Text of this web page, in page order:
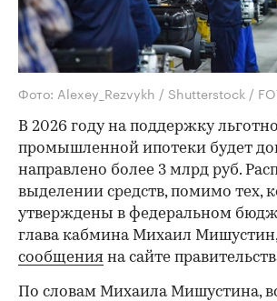
Фото: Alexey_Rezvykh / Shutterstock /
В 2026 году на поддержку
промышленной ипотеки будет
направлено более 3 млрд руб.
выделении средств, помимо тех,
утверждены в федеральном
глава кабмина Михаил Мишустин,
сообщения на сайте
По словам Михаила Мишустина,